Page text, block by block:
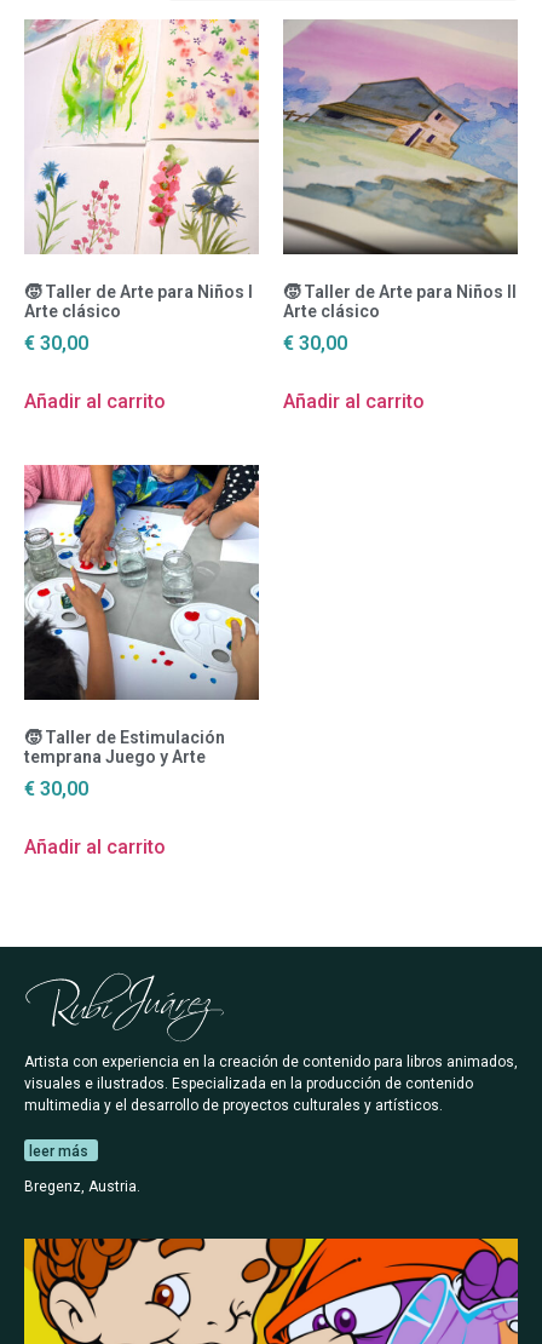
🧒 Taller de Arte para Niños I
Arte clásico
€ 30,00
Añadir al carrito
🧒 Taller de Arte para Niños II
Arte clásico
€ 30,00
Añadir al carrito
🧒 Taller de Estimulación
temprana Juego y Arte
€ 30,00
Añadir al carrito
Artista con experiencia en la creación de contenido para libros animados,
visuales e ilustrados. Especializada en la producción de contenido
multimedia y el desarrollo de proyectos culturales y artísticos.
leer más
Bregenz, Austria.